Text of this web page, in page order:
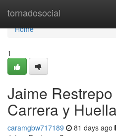
tornadosocial
Home
Home
1
Jaime
Carrera y Huella
caramgbw717189 81 days ago